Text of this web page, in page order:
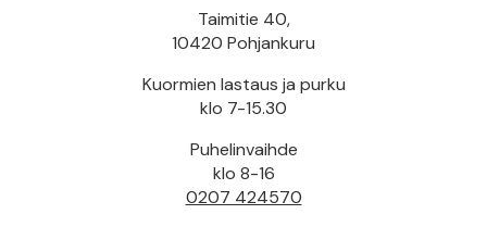
Taimitie 40,
10420 Pohjankuru
Kuormien lastaus ja purku
klo 7-15.30
Puhelinvaihde
klo 8-16
0207 424570